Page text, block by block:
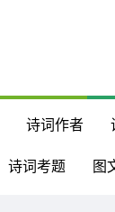
诗词作者
诗词考题 图